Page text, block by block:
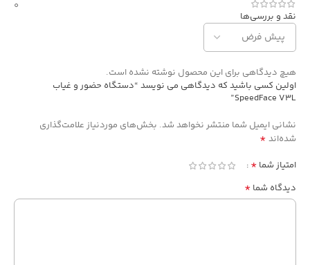
0
نقد و بررسی‌ها
هیچ دیدگاهی برای این محصول نوشته نشده است.
اولین کسی باشید که دیدگاهی می نویسد “دستگاه حضور و غیاب
SpeedFace V3L”
نشانی ایمیل شما منتشر نخواهد شد. بخش‌های موردنیاز علامت‌گذاری
شده‌اند *
امتیاز شما *
دیدگاه شما *